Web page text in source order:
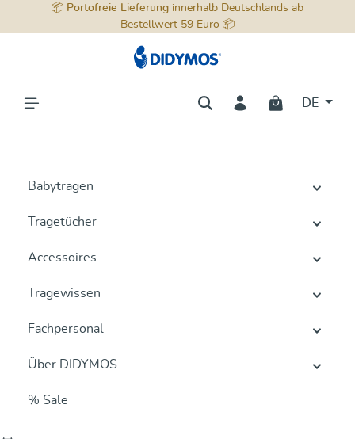
springen
📦 Portofreie Lieferung innerhalb Deutschlands ab
Bestellwert 59 Euro 📦
DE
Babytragen
Tragetücher
Accessoires
Tragewissen
Fachpersonal
Über DIDYMOS
% Sale